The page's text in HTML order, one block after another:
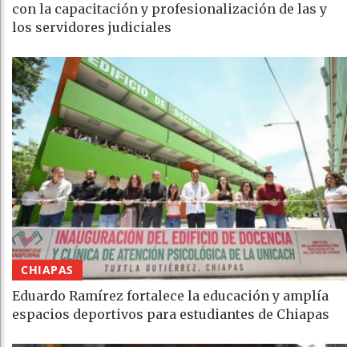
con la capacitación y profesionalización de las y
los servidores judiciales
CHIAPAS
Eduardo Ramírez fortalece la educación y amplía
espacios deportivos para estudiantes de Chiapas